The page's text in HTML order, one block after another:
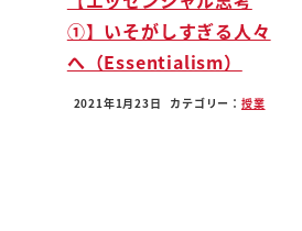
①】いそがしすぎる人々
へ（Essentialism）
2021年1月23日 カテゴリー： 授業